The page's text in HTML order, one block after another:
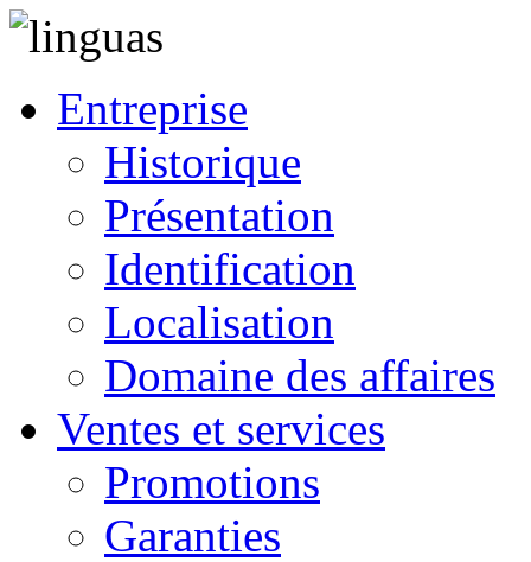
Entreprise
Historique
Présentation
Identification
Localisation
Domaine des affaires
Ventes et services
Promotions
Garanties